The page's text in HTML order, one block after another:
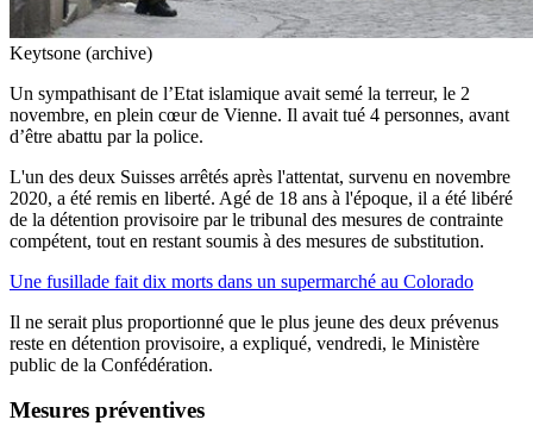
Keytsone (archive)
Un sympathisant de l’Etat islamique avait semé la terreur, le 2
novembre, en plein cœur de Vienne. Il avait tué 4 personnes, avant
d’être abattu par la police.
L'un des deux Suisses arrêtés après l'attentat, survenu en novembre
2020, a été remis en liberté. Agé de 18 ans à l'époque, il a été libéré
de la détention provisoire par le tribunal des mesures de contrainte
compétent, tout en restant soumis à des mesures de substitution.
Une fusillade fait dix morts dans un supermarché au Colorado
Il ne serait plus proportionné que le plus jeune des deux prévenus
reste en détention provisoire, a expliqué, vendredi, le Ministère
public de la Confédération.
Mesures préventives